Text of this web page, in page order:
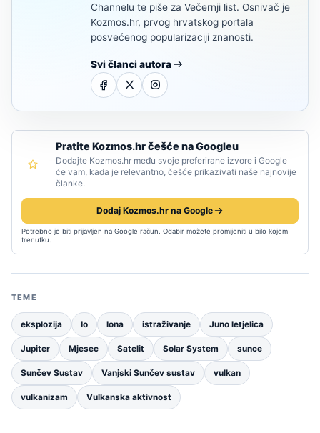
Channelu te piše za Večernji list. Osnivač je
Kozmos.hr, prvog hrvatskog portala
posvećenog popularizaciji znanosti.
Svi članci autora
Pratite Kozmos.hr češće na Googleu
Dodajte Kozmos.hr među svoje preferirane izvore i Google
će vam, kada je relevantno, češće prikazivati naše najnovije
članke.
Dodaj Kozmos.hr na Google
Potrebno je biti prijavljen na Google račun. Odabir možete promijeniti u bilo kojem
trenutku.
TEME
eksplozija Io Iona istraživanje Juno letjelica
Jupiter Mjesec Satelit Solar System sunce
Sunčev Sustav Vanjski Sunčev sustav vulkan
vulkanizam Vulkanska aktivnost